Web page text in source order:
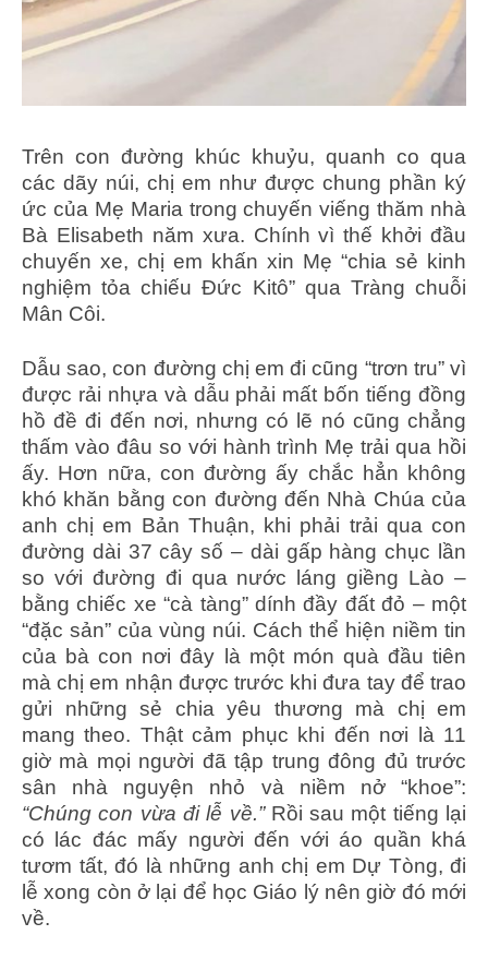
Trên con đường khúc khuỷu, quanh co qua
các dãy núi, chị em như được chung phần ký
ức của Mẹ Maria trong chuyến viếng thăm nhà
Bà Elisabeth năm xưa. Chính vì thế khởi đầu
chuyến xe, chị em khấn xin Mẹ “chia sẻ kinh
nghiệm tỏa chiếu Đức Kitô” qua Tràng chuỗi
Mân Côi.
Dẫu sao, con đường chị em đi cũng “trơn tru” vì
được rải nhựa và dẫu phải mất bốn tiếng đồng
hồ đề đi đến nơi, nhưng có lẽ nó cũng chẳng
thấm vào đâu so với hành trình Mẹ trải qua hồi
ấy. Hơn nữa, con đường ấy chắc hẳn không
khó khăn bằng con đường đến Nhà Chúa của
anh chị em Bản Thuận, khi phải trải qua con
đường dài 37 cây số – dài gấp hàng chục lần
so với đường đi qua nước láng giềng Lào –
bằng chiếc xe “cà tàng” dính đầy đất đỏ – một
“đặc sản” của vùng núi. Cách thể hiện niềm tin
của bà con nơi đây là một món quà đầu tiên
mà chị em nhận được trước khi đưa tay để trao
gửi những sẻ chia yêu thương mà chị em
mang theo. Thật cảm phục khi đến nơi là 11
giờ mà mọi người đã tập trung đông đủ trước
sân nhà nguyện nhỏ và niềm nở “khoe”:
“Chúng con vừa đi lễ về.”Rồi sau một tiếng lại
có lác đác mấy người đến với áo quần khá
tươm tất, đó là những anh chị em Dự Tòng, đi
lễ xong còn ở lại để học Giáo lý nên giờ đó mới
về.